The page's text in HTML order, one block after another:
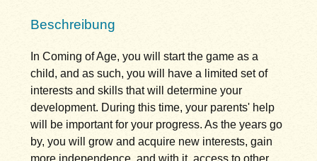
Beschreibung
In Coming of Age, you will start the game as a
child, and as such, you will have a limited set of
interests and skills that will determine your
development. During this time, your parents' help
will be important for your progress. As the years go
by, you will grow and acquire new interests, gain
more independence, and with it, access to other